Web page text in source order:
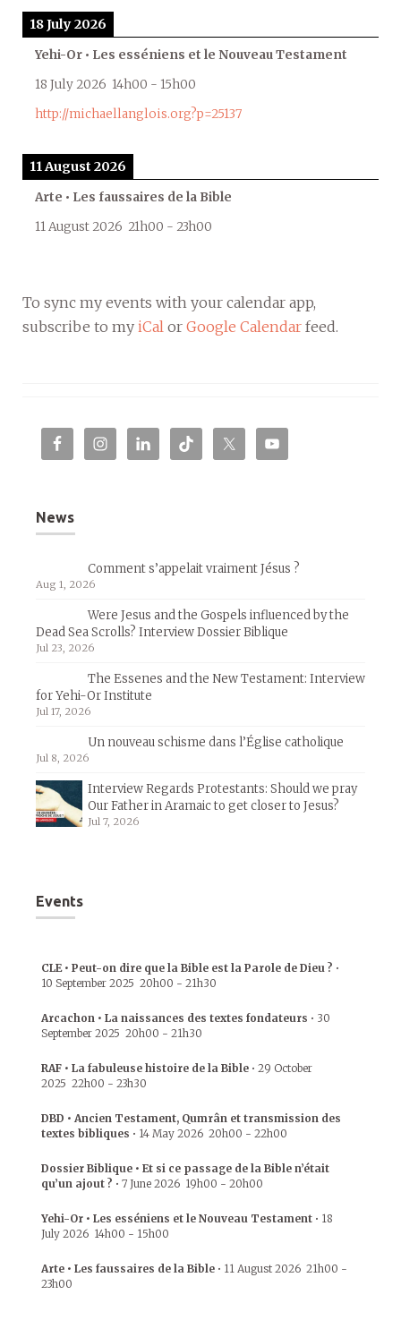
18 July 2026
Yehi-Or • Les esséniens et le Nouveau Testament
18 July 2026 14h00 - 15h00
http://michaellanglois.org?p=25137
11 August 2026
Arte • Les faussaires de la Bible
11 August 2026 21h00 - 23h00
To sync my events with your calendar app,
subscribe to my iCal or Google Calendar feed.
News
Comment s’appelait vraiment Jésus ?
Aug 1, 2026
Were Jesus and the Gospels influenced by the
Dead Sea Scrolls? Interview Dossier Biblique
Jul 23, 2026
The Essenes and the New Testament: Interview
for Yehi-Or Institute
Jul 17, 2026
Un nouveau schisme dans l’Église catholique
Jul 8, 2026
Interview Regards Protestants: Should we pray
Our Father in Aramaic to get closer to Jesus?
Jul 7, 2026
Events
CLE • Peut-on dire que la Bible est la Parole de Dieu ? •
10 September 2025 20h00 - 21h30
Arcachon • La naissances des textes fondateurs • 30
September 2025 20h00 - 21h30
RAF • La fabuleuse histoire de la Bible • 29 October
2025 22h00 - 23h30
DBD • Ancien Testament, Qumrân et transmission des
textes bibliques • 14 May 2026 20h00 - 22h00
Dossier Biblique • Et si ce passage de la Bible n’était
qu’un ajout ? • 7 June 2026 19h00 - 20h00
Yehi-Or • Les esséniens et le Nouveau Testament • 18
July 2026 14h00 - 15h00
Arte • Les faussaires de la Bible • 11 August 2026 21h00 -
23h00